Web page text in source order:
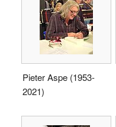
Pieter Aspe (1953-
2021)